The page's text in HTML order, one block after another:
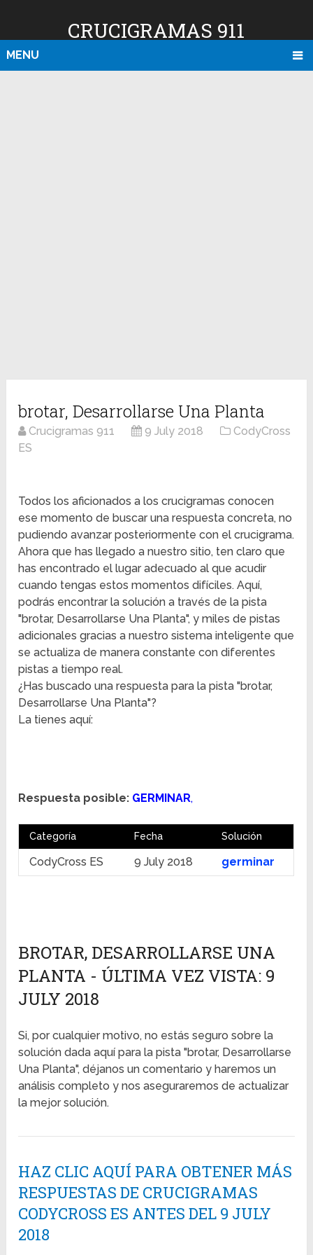
CRUCIGRAMAS 911
MENU
brotar, Desarrollarse Una Planta
Crucigramas 911 9 July 2018
CodyCross
ES
Todos los aficionados a los crucigramas conocen
ese momento de buscar una respuesta concreta, no
pudiendo avanzar posteriormente con el crucigrama.
Ahora que has llegado a nuestro sitio, ten claro que
has encontrado el lugar adecuado al que acudir
cuando tengas estos momentos difíciles. Aquí,
podrás encontrar la solución a través de la pista
"brotar, Desarrollarse Una Planta", y miles de pistas
adicionales gracias a nuestro sistema inteligente que
se actualiza de manera constante con diferentes
pistas a tiempo real.
¿Has buscado una respuesta para la pista "brotar,
Desarrollarse Una Planta"?
La tienes aquí:
Respuesta posible: GERMINAR,
Categoría Fecha Solución
CodyCross ES 9 July 2018 germinar
BROTAR, DESARROLLARSE UNA
PLANTA - ÚLTIMA VEZ VISTA: 9
JULY 2018
Si, por cualquier motivo, no estás seguro sobre la
solución dada aquí para la pista "brotar, Desarrollarse
Una Planta", déjanos un comentario y haremos un
análisis completo y nos aseguraremos de actualizar
la mejor solución.
HAZ CLIC AQUÍ PARA OBTENER MÁS
RESPUESTAS DE CRUCIGRAMAS
CODYCROSS ES ANTES DEL 9 JULY
2018